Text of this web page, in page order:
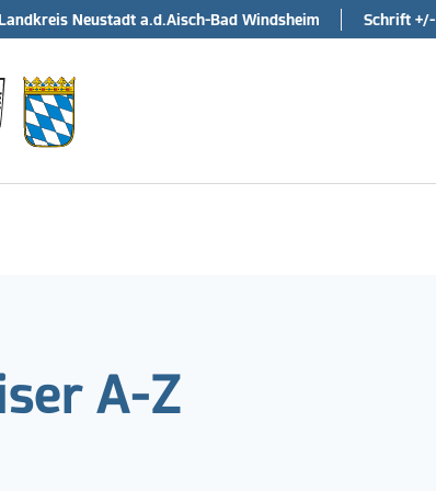
Neustadt a.d.Aisch-Bad Windsheim Schrift +/-
A-Z